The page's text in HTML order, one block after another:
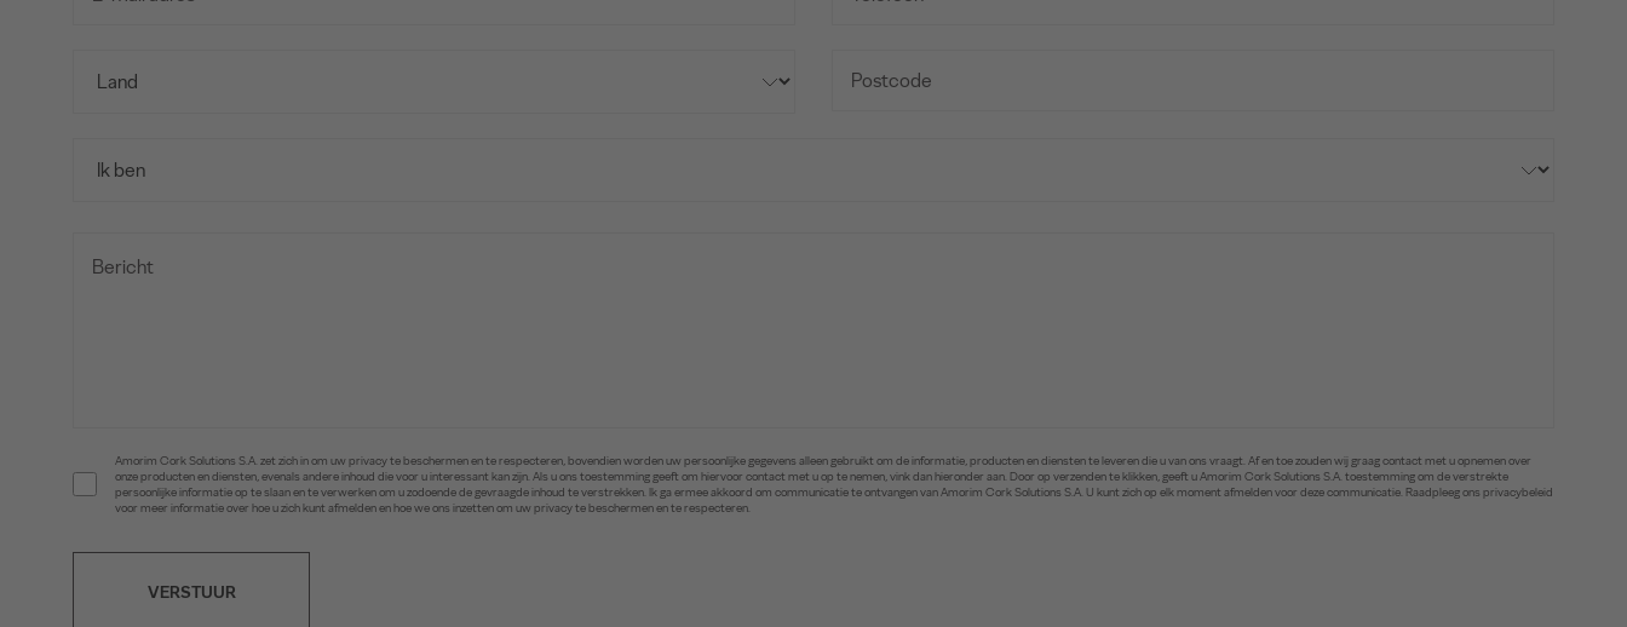
Amorim Cork Solutions S.A. zet zich in om uw privacy te beschermen en te respecteren, bovendien worden uw persoonlijke gegevens alleen gebruikt om de informatie, producten en diensten te leveren die u van ons vraagt. Af en toe zouden wij graag contact met u opnemen over
onze producten en diensten, evenals andere inhoud die voor u interessant kan zijn. Als u ons toestemming geeft om hiervoor contact met u op te nemen, vink dan hieronder aan. Door op verzenden te klikken, geeft u Amorim Cork Solutions S.A. toestemming om de verstrekte
persoonlijke informatie op te slaan en te verwerken om u zodoende de gevraagde inhoud te verstrekken. Ik ga ermee akkoord om communicatie te ontvangen van Amorim Cork Solutions S.A. U kunt zich op elk moment afmelden voor deze communicatie. Raadpleeg ons privacybeleid
voor meer informatie over hoe u zich kunt afmelden en hoe we ons inzetten om uw privacy te beschermen en te respecteren.
VERSTUUR